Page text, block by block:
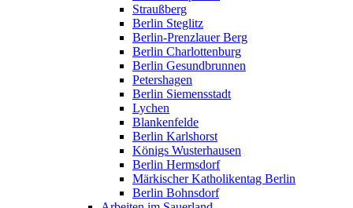
Straußberg
Berlin Steglitz
Berlin-Prenzlauer Berg
Berlin Charlottenburg
Berlin Gesundbrunnen
Petershagen
Berlin Siemensstadt
Lychen
Blankenfelde
Berlin Karlshorst
Königs Wusterhausen
Berlin Hermsdorf
Märkischer Katholikentag Berlin
Berlin Bohnsdorf